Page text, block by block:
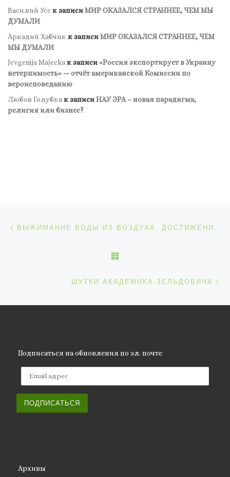
Василий Усс к записиМИР ОКАЗАЛСЯ СТРАННЕЕ, ЧЕМ МЫ
ДУМАЛИ
Аркадий Хабчик к записиМИР ОКАЗАЛСЯ СТРАННЕЕ, ЧЕМ
МЫ ДУМАЛИ
Jevgenija Maļeckaк записи«Россия экспортирует в Украину
нетерпимость» — отчёт американской Комиссии по
вероисповеданию
Любов Голубка к записиНАУ ЭРА – новая парадигма,
религия или бизнес?
ВЫЖИМАНИЕ ВОДЫ ИЗ ВОЗДУХА. ДОСТИЖЕНИЕ ИНЖЕНЕРНОЙ МЫСЛИ
ШУТКИ АКАДЕМИКА ЗЕЛЬДОВИЧА
Подписаться на обновления по эл. почте
ПОДПИСАТЬСЯ
Архивы